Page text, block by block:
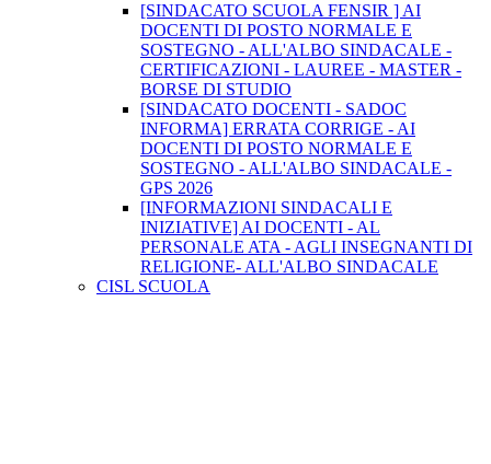
[SINDACATO SCUOLA FENSIR ] AI
DOCENTI DI POSTO NORMALE E
SOSTEGNO - ALL'ALBO SINDACALE -
CERTIFICAZIONI - LAUREE - MASTER -
BORSE DI STUDIO
[SINDACATO DOCENTI - SADOC
INFORMA] ERRATA CORRIGE - AI
DOCENTI DI POSTO NORMALE E
SOSTEGNO - ALL'ALBO SINDACALE -
GPS 2026
[INFORMAZIONI SINDACALI E
INIZIATIVE] AI DOCENTI - AL
PERSONALE ATA - AGLI INSEGNANTI DI
RELIGIONE- ALL'ALBO SINDACALE
CISL SCUOLA